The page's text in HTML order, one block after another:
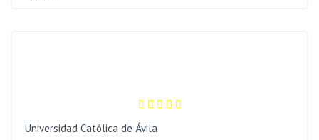
Universidad Católica de Ávila